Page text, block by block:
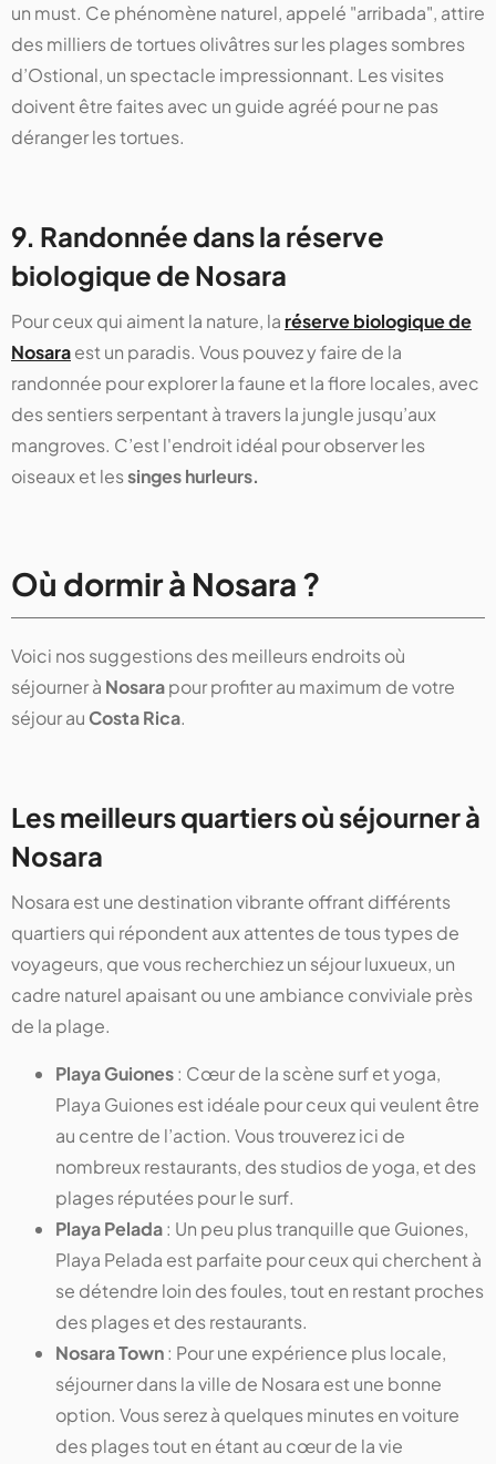
un must. Ce phénomène naturel, appelé "arribada", attire
des milliers de tortues olivâtres sur les plages sombres
d’Ostional, un spectacle impressionnant. Les visites
doivent être faites avec un guide agréé pour ne pas
déranger les tortues.
9. Randonnée dans la réserve
biologique de Nosara
Pour ceux qui aiment la nature, la réserve biologique de
Nosaraest un paradis. Vous pouvez y faire de la
randonnée pour explorer la faune et la flore locales, avec
des sentiers serpentant à travers la jungle jusqu’aux
mangroves. C’est l'endroit idéal pour observer les
oiseaux et lessinges hurleurs.
Où dormir à Nosara ?
Voici nos suggestions des meilleurs endroits où
séjourner à Nosarapour profiter au maximum de votre
séjour au Costa Rica.
Les meilleurs quartiers où séjourner à
Nosara
Nosara est une destination vibrante offrant différents
quartiers qui répondent aux attentes de tous types de
voyageurs, que vous recherchiez un séjour luxueux, un
cadre naturel apaisant ou une ambiance conviviale près
de la plage.
Playa Guiones: Cœur de la scène surf et yoga,
Playa Guiones est idéale pour ceux qui veulent être
au centre de l’action. Vous trouverez ici de
nombreux restaurants, des studios de yoga, et des
plages réputées pour le surf.
Playa Pelada: Un peu plus tranquille que Guiones,
Playa Pelada est parfaite pour ceux qui cherchent à
se détendre loin des foules, tout en restant proches
des plages et des restaurants.
Nosara Town: Pour une expérience plus locale,
séjourner dans la ville de Nosara est une bonne
option. Vous serez à quelques minutes en voiture
des plages tout en étant au cœur de la vie